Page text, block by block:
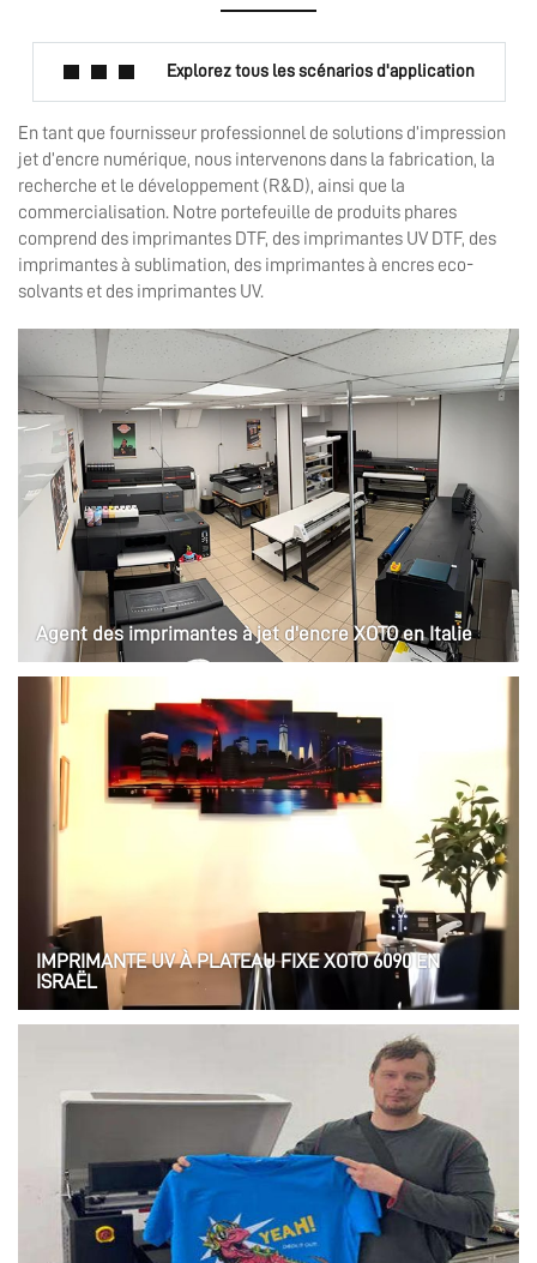
Explorez tous les scénarios d'application
En tant que fournisseur professionnel de solutions d’impression
jet d’encre numérique, nous intervenons dans la fabrication, la
recherche et le développement (R&D), ainsi que la
commercialisation. Notre portefeuille de produits phares
comprend des imprimantes DTF, des imprimantes UV DTF, des
imprimantes à sublimation, des imprimantes à encres eco-
solvants et des imprimantes UV.
Agent des imprimantes à jet d'encre XOTO en Italie
Découvrez des imprimantes jet d’encre haut de gamme en
Italie. Partenariat avec Wuhan Xoto pour des solutions
d’impression de qualité adaptées aux besoins spécifiques de
votre entreprise.
IMPRIMANTE UV À PLATEAU FIXE XOTO 6090 EN
ISRAËL
Découvrez l’imprimante à plat UV XOTO 6090, parfaite pour vos
besoins d’impression en Israël. Des impressions de haute